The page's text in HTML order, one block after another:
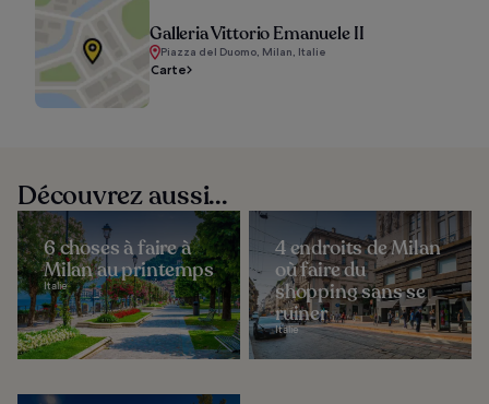
Galleria Vittorio Emanuele II
Piazza del Duomo, Milan, Italie
Carte
Découvrez aussi...
6 choses à faire à
Milan au printemps
Italie
4 endroits de Milan
où faire du
shopping sans se
ruiner
Italie